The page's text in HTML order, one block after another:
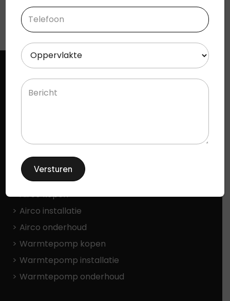
vrij om uw klacht te deponeren via het platform
van de Europese Unie.
Onze diensten
Airco
Waterontharders
Accessoires
Onze producten
Airco kopen
Airco installatie
Airco onderhoud
Warmtepomp kopen
Warmtepomp installatie
Warmtepomp onderhoud
Telefoon
Oppervlakte
Bericht